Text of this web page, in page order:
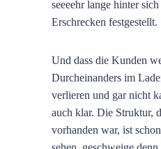
seeeehr lange hinter
Erschrecken festgestellt.
Und dass die Kunden
Durcheinanders im
verlieren und gar nicht
auch klar. Die Struktur,
vorhanden war, ist